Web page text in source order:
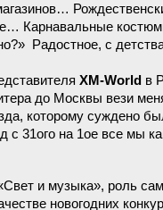
Карнавальные
Радостное, с
XM-World в
до Москвы вези
которому суждено
с 31ого на 1ое все мы
и музыка», роль
новогодних